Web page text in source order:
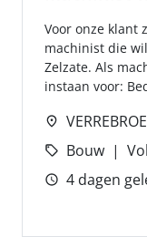
Voor onze klant
machinist die
Zelzate. Als
instaan voor:
Bouw
4 dagen